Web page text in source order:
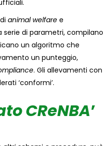
animal welfare e
serie di parametri, compilano
un algoritmo che
un punteggio,
. Gli allevamenti con
‘conformi’.
CReNBA’